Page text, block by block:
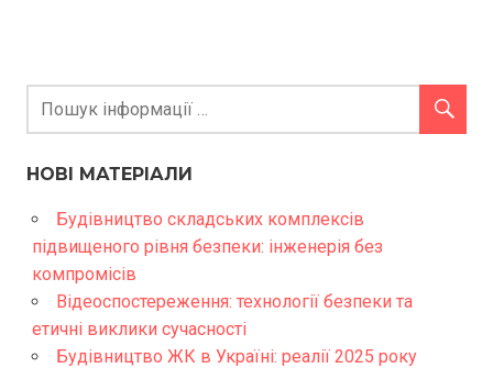
НОВІ МАТЕРІАЛИ
Будівництво складських комплексів
підвищеного рівня безпеки: інженерія без
компромісів
Відеоспостереження: технології безпеки та
етичні виклики сучасності
Будівництво ЖК в Україні: реалії 2025 року